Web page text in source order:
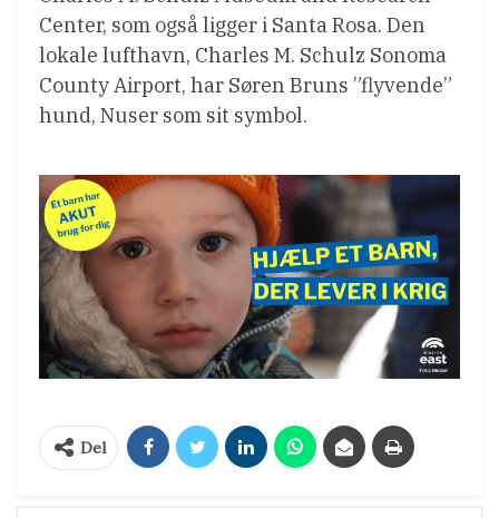
Center, som også ligger i Santa Rosa. Den
lokale lufthavn, Charles M. Schulz Sonoma
County Airport, har Søren Bruns ”flyvende”
hund, Nuser som sit symbol.
Del